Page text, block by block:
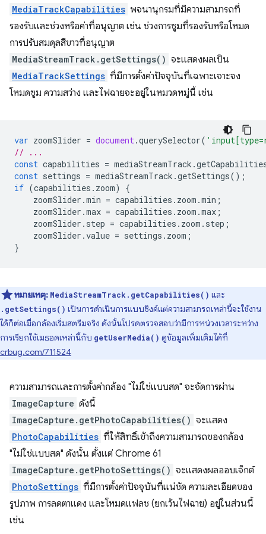
MediaTrackCapabilities พจนานุกรมที่มีความสามารถที่
รองรับและช่วงหรือค่าที่อนุญาต เช่น ช่วงการซูมที่รองรับหรือโหมด
การปรับสมดุลสีขาวที่อนุญาต
MediaStreamTrack.getSettings() จะแสดงผลเป็น
MediaTrackSettings ที่มีการตั้งค่าปัจจุบันที่เฉพาะเจาะจง
โหมดซูม ความสว่าง และไฟฉายจะอยู่ในหมวดหมู่นี้ เช่น
var zoomSlider = document.querySelector(
// ...
const capabilities = mediaStreamTrack .
const settings = mediaStreamTrack .getSettings();
if (capabilities . zoom)
{
zoomSlider .min = capabilities . zoom .min ;
zoomSlider .max = capabilities . zoom .max ;
zoomSlider . step = capabilities . zoom . step ;
zoomSlider .value = settings . zoom ;
}
หมายเหตุ: MediaStreamTrack.getCapabilities() และ
.getSettings() เป็นการดำเนินการแบบซิงค์แต่ความสามารถเหล่านี้จะใช้งาน
ได้ก็ต่อเมื่อกล้องเริ่มสตรีมจริง ดังนั้นโปรดตรวจสอบว่ามีการหน่วงเวลาระหว่าง
การเรียกใช้เมธอดเหล่านี้กับ getUserMedia() ดูข้อมูลเพิ่มเติมได้ที่
crbug.com/711524
ความสามารถและการตั้งค่ากล้อง "ไม่ใช่แบบสด" จะจัดการผ่าน
ImageCapture ดังนี้
ImageCapture.getPhotoCapabilities() จะแสดง
PhotoCapabilities ที่ให้สิทธิ์เข้าถึงความสามารถของกล้อง
"ไม่ใช่แบบสด" ดังนั้น ตั้งแต่ Chrome 61
ImageCapture.getPhotoSettings() จะแสดงผลออบเจ็กต์
PhotoSettings ที่มีการตั้งค่าปัจจุบันที่แน่ชัด ความละเอียดของ
รูปภาพ การลดตาแดง และโหมดแฟลช (ยกเว้นไฟฉาย) อยู่ในส่วนนี้
เช่น